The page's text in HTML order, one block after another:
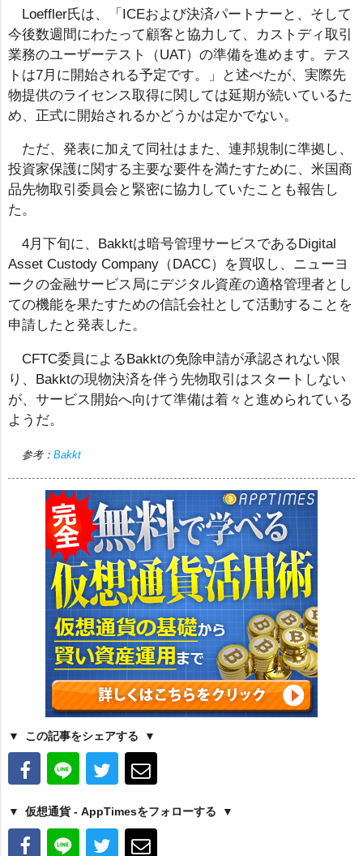
Loeffler氏は、「ICEおよび決済パートナーと、そして
今後数週間にわたって顧客と協力して、カストディ取引
業務のユーザーテスト（UAT）の準備を進めます。テス
トは7月に開始される予定です。」と述べたが、実際先
物提供のライセンス取得に関しては延期が続いているた
め、正式に開始されるかどうかは定かでない。
ただ、発表に加えて同社はまた、連邦規制に準拠し、
投資家保護に関する主要な要件を満たすために、米国商
品先物取引委員会と緊密に協力していたことも報告し
た。
4月下旬に、Bakktは暗号管理サービスであるDigital
Asset Custody Company（DACC）を買収し、ニューヨ
ークの金融サービス局にデジタル資産の適格管理者とし
ての機能を果たすための信託会社として活動することを
申請したと発表した。
CFTC委員によるBakktの免除申請が承認されない限
り、Bakktの現物決済を伴う先物取引はスタートしない
が、サービス開始へ向けて準備は着々と進められている
ようだ。
参考： Bakkt
この記事をシェアする
仮想通貨 - AppTimesをフォローする